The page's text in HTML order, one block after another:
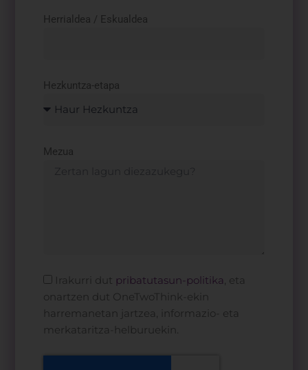
Herrialdea / Eskualdea
Hezkuntza-etapa
Mezua
Irakurri dut pribatutasun-politika, eta
onartzen dut OneTwoThink-ekin
harremanetan jartzea, informazio- eta
merkataritza-helburuekin.